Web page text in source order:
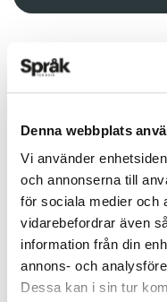
Denna webbplats
Vi använder
och annonserna till
för sociala medier och
vidarebefordrar även
information från din
annons- och
Dessa kan i sin tur
Mer fokus på
ARTIKLAR